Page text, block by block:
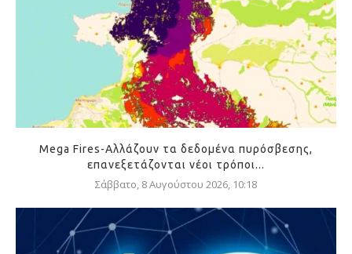
Mega Fires-Αλλάζουν τα δεδομένα πυρόσβεσης,
επανεξετάζονται νέοι τρόποι...
Σάββατο, 8 Αυγούστου 2026, 10:18